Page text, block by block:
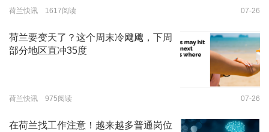
荷兰快讯 1617阅读 07-26
荷兰要变天了？这个周末冷飕飕，下周
部分地区直冲35度
荷兰快讯 975阅读 07-26
在荷兰找工作注意！越来越多普通岗位